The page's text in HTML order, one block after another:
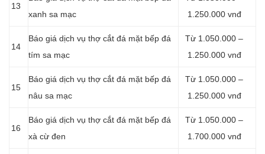
13
xanh sa mạc
1.250.000 vnđ
14
Báo giá dịch vụ thợ cắt đá mặt bếp đá
tím sa mạc
Từ 1.050.000 –
1.250.000 vnđ
15
Báo giá dịch vụ thợ cắt đá mặt bếp đá
nâu sa mạc
Từ 1.050.000 –
1.250.000 vnđ
16
Báo giá dịch vụ thợ cắt đá mặt bếp đá
xà cừ đen
Từ 1.050.000 –
1.700.000 vnđ